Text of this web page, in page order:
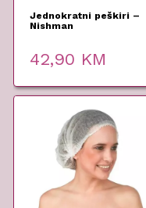
Jednokratni peškiri –
Nishman
42,90 KM